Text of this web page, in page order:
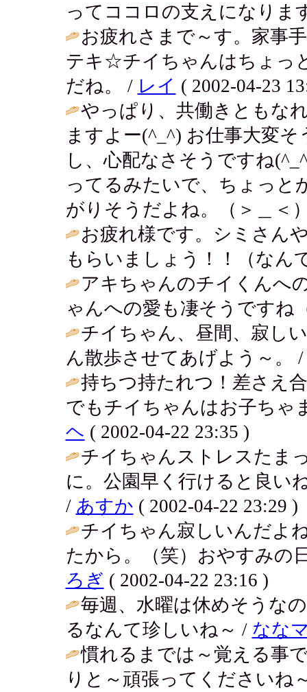
ってココロの支えになりま
お疲れさまで～す。家事
テキ☆チイちゃんはちょっ
だね。 / レイ ( 2002-04-23
やっぱり、共働きともな
ますよー(^_^) お仕事大変
し、心配なさそうですね
ってるみたいで、ちょっと
がりそうだよね。（＞＿＜
お疲れ様です。シミさん
もらいましょう！！（なん
アキちゃんのチイくんへ
ゃんへの愛も凄そうですね
チイちゃん、昼間、寂
ん散歩させてあげよう～。
持ちつ持たれつ！差さえ
でもチイちゃんはお子ちゃ
ヘ ( 2002-04-22 23:35 )
チイちゃんストレスたま
に。公園早く行けると良い
/ あすか ( 2002-04-22 23:29 )
チイちゃん寂しいんだよ
たから。（笑）おやすみの
ろぎ ( 2002-04-22 23:16 )
毎週、水曜は休めそうな
るなんて珍しいね～ / なな
慣れるまでは～覚える事
りと～頑張ってください